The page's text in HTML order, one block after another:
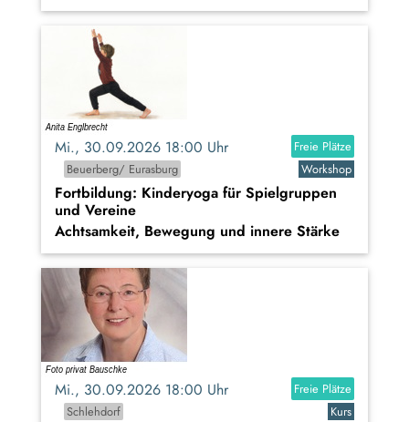
Mi., 30.09.2026 18:00 Uhr
Freie Plätze
Beuerberg/ Eurasburg
Workshop
Fortbildung: Kinderyoga für Spielgruppen
und Vereine
Achtsamkeit, Bewegung und innere Stärke
Mi., 30.09.2026 18:00 Uhr
Freie Plätze
Schlehdorf
Kurs